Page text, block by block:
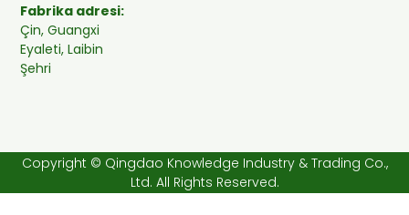
Fabrika adresi:
Çin, Guangxi
Eyaleti, Laibin
Şehri
Copyright © Qingdao Knowledge Industry & Trading Co.,
Ltd. All Rights Reserved.